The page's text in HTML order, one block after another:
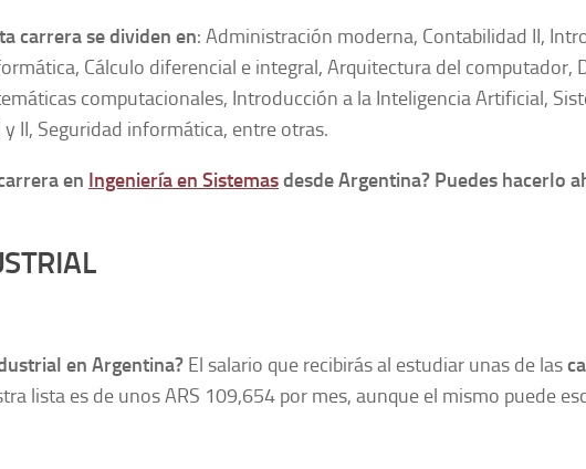
carrera se dividen en: Administración moderna, Contabilidad II,
Cálculo diferencial e integral, Arquitectura del computador,
computacionales, Introducción a la Inteligencia Artificial,
II, Seguridad informática, entre otras.
en Ingeniería en Sistemasdesde Argentina? Puedes hacerlo
en Argentina? El salario que recibirás al estudiar unas de las
lista es de unos ARS 109,654 por mes, aunque el mismo puede